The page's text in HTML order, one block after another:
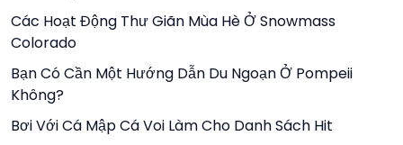
Các Hoạt Động Thư Giãn Mùa Hè Ở Snowmass
Colorado
Bạn Có Cần Một Hướng Dẫn Du Ngoạn Ở Pompeii
Không?
Bơi Với Cá Mập Cá Voi Làm Cho Danh Sách Hit